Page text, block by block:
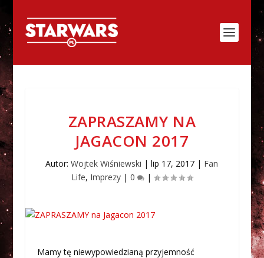
ZAPRASZAMY NA
JAGACON 2017
Autor:Wojtek Wiśniewski |lip 17, 2017 | Fan
Life, Imprezy| 0 |
Mamy tę niewypowiedzianą przyjemność